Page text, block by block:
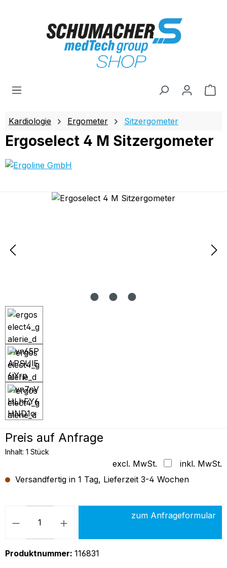
Kardiologie Ergometer Sitzergometer
Ergoselect 4 M Sitzergometer
Bildergalerie überspringen
Preis auf Anfrage
Inhalt: 1 Stück
excl. MwSt.
inkl. MwSt.
Versandfertig in 1 Tag, Lieferzeit 3-4 Wochen
Produkt Anzahl: Gib den
zum Anfrageformular
Produktnummer: 116831